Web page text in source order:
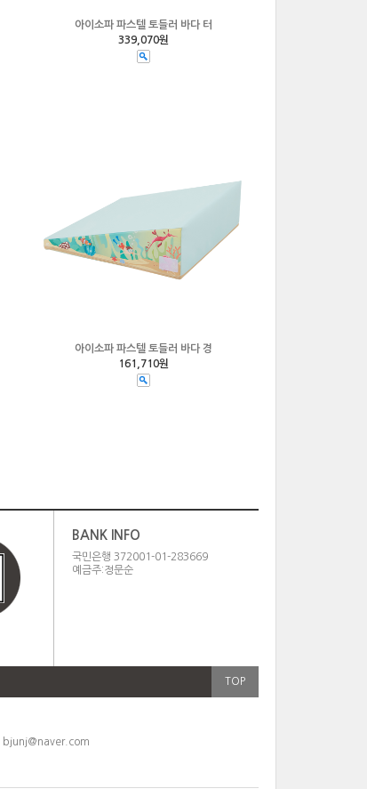
아이소파 파스텔 토들러 바다 터
339,070원
아이소파 파스텔 토들러 바다 경
161,710원
BANK INFO
국민은행 372001-01-283669
예금주:정문순
TOP
bjunj@naver.com